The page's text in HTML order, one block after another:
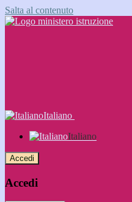
Salta al contenuto
Italiano
Italiano
Accedi
Accedi